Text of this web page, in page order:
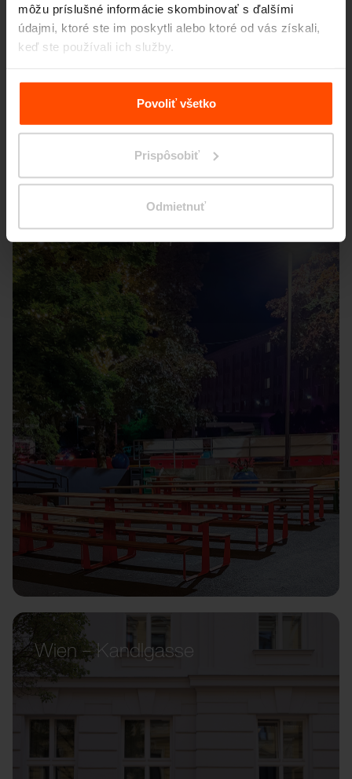
môžu príslušné informácie skombinovať s ďalšími
údajmi, ktoré ste im poskytli alebo ktoré od vás získali,
keď ste používali ich služby.
Viac informácií nájdete na stránkeZásady zpracování
Povoliť všetko
Prispôsobiť
Odmietnuť
Seattle – Popup park
Wien – Kandlgasse